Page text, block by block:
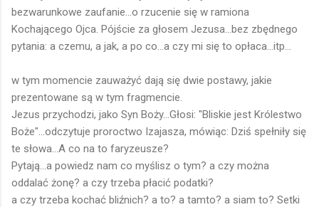
bezwarunkowe zaufanie...o rzucenie się w ramiona
Kochającego Ojca. Pójście za głosem Jezusa...bez zbędnego
pytania: a czemu, a jak, a po co...a czy mi się to opłaca...itp...
w tym momencie zauważyć dają się dwie postawy, jakie
prezentowane są w tym fragmencie.
Jezus przychodzi, jako Syn Boży...Głosi: "Bliskie jest Królestwo
Boże"...odczytuje proroctwo Izajasza, mówiąc: Dziś spełniły się
te słowa...A co na to faryzeusze?
Pytają...a powiedz nam co myślisz o tym? a czy można
oddalać żonę? a czy trzeba płacić podatki?
a czy trzeba kochać bliźnich? a to? a tamto? a siam to? Setki